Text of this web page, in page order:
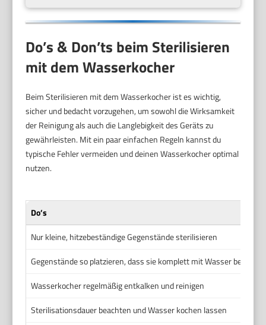
Do’s & Don’ts beim Sterilisieren
mit dem Wasserkocher
Beim Sterilisieren mit dem Wasserkocher ist es wichtig,
sicher und bedacht vorzugehen, um sowohl die Wirksamkeit
der Reinigung als auch die Langlebigkeit des Geräts zu
gewährleisten. Mit ein paar einfachen Regeln kannst du
typische Fehler vermeiden und deinen Wasserkocher optimal
nutzen.
Do’s
Nur kleine, hitzebeständige Gegenstände sterilisieren
Gegenstände so platzieren, dass sie komplett mit Wasser bedeckt
Wasserkocher regelmäßig entkalken und reinigen
Sterilisationsdauer beachten und Wasser kochen lassen